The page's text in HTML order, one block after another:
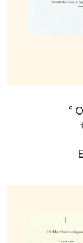
°